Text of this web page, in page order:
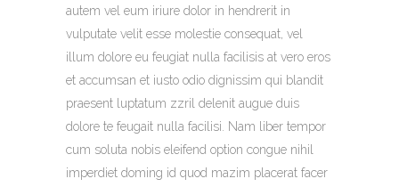
autem vel eum iriure dolor in hendrerit in
vulputate velit esse molestie consequat, vel
illum dolore eu feugiat nulla facilisis at vero eros
et accumsan et iusto odio dignissim qui blandit
praesent luptatum zzril delenit augue duis
dolore te feugait nulla facilisi. Nam liber tempor
cum soluta nobis eleifend option congue nihil
imperdiet doming id quod mazim placerat facer